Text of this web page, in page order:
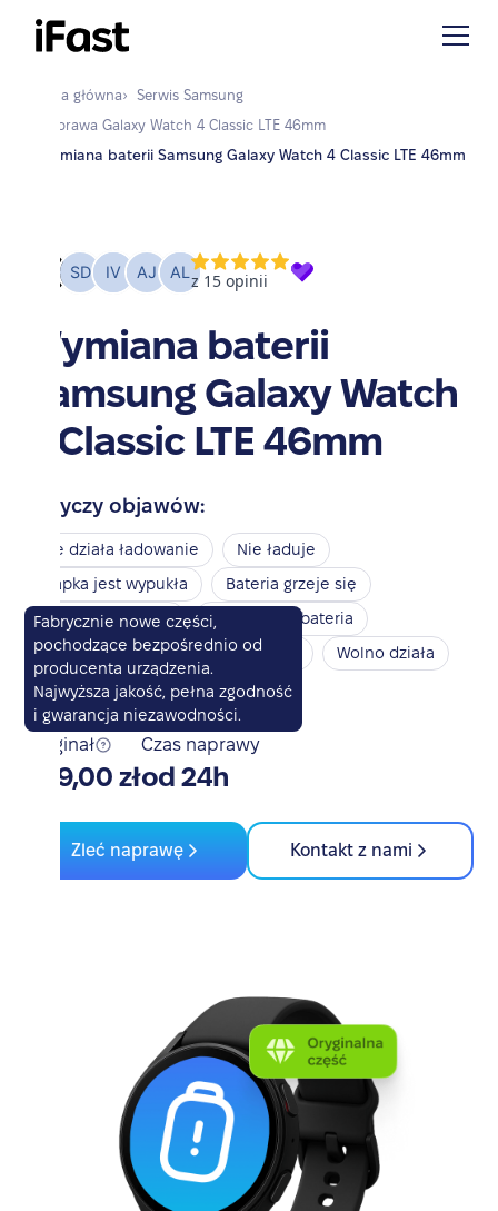
Strona główna› Serwis Samsung
Naprawa Galaxy Watch 4 Classic LTE 46mm
Wymiana baterii Samsung Galaxy Watch 4 Classic LTE 46mm
Wymiana baterii
Samsung Galaxy Watch
4 Classic LTE 46mm
Dotyczy objawów:
Nie działa ładowanie
Nie ładuje
Klapka jest wypukła
Bateria grzeje się
Bateria nie działa
Spuchnięta bateria
Nie włącza się
Przegrzewa się
Wolno działa
Szybko się rozładowuje
Oryginał
Fabrycznie nowe części,
pochodzące bezpośrednio od
producenta urządzenia.
Najwyższa jakość, pełna zgodność
i gwarancja niezawodności.
359,00 zł
Czas naprawy
od 24h
Zleć naprawę Kontakt z nami